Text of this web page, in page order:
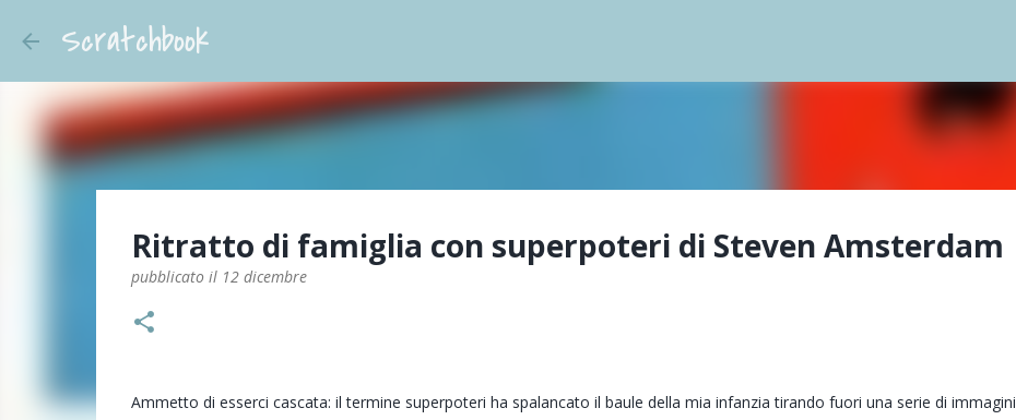
Scratchbook
Ritratto di famiglia con superpoteri di Steven Amsterdam
pubblicato il 12 dicembre
Ammetto di esserci cascata: il termine superpoteri ha spalancato il baule della mia infanzia tirando fuori una serie di immagini